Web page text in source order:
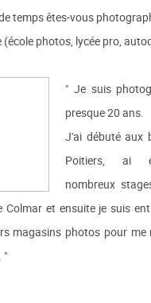
temps êtes-vous
photos, lycée pro,
" Je suis
presque 20 ans.
J'ai débuté aux
Poitiers, ai
nombreux
Colmar et ensuite je suis
magasins photos pour me
"